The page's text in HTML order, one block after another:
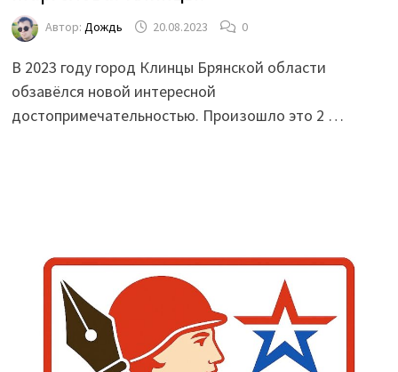
Автор: Дождь 20.08.2023 0
В 2023 году город Клинцы Брянской области
обзавёлся новой интересной
достопримечательностью. Произошло это 2 …